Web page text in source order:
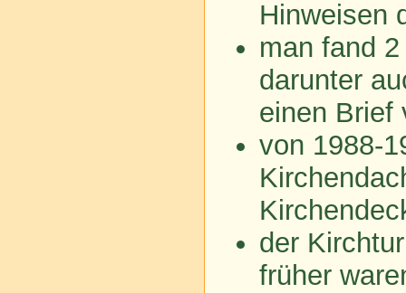
Hinweisen
man fand
darunter
einen Brief
von 1988-
der
früher